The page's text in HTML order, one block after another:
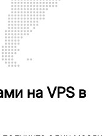
на VPS в